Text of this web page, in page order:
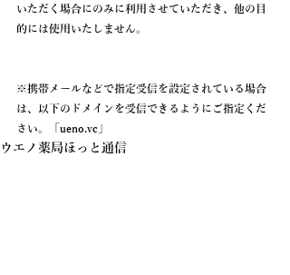
いただく場合にのみに利用させていただき、他の目
的には使用いたしません。
※携帯メールなどで指定受信を設定されている場合
は、以下のドメインを受信できるようにご指定くだ
さい。「 ueno.vc
ウエノ薬局ほっと通信